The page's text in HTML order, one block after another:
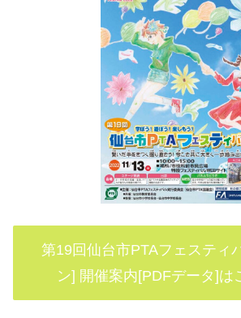
第19回仙台市PTAフェスティ
ン] 開催案内[PDFデータ]は